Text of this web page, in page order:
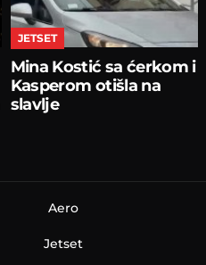
JETSET
Mina Kostić sa ćerkom i
Kasperom otišla na
slavlje
Aero
Jetset